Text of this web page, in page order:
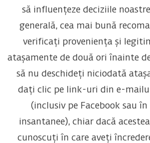
să influențeze deciziile
generală, cea mai bună
verificați proveniența și
atașamente de două ori înainte
să nu deschideți niciodată
dați clic pe link-uri din e-
(inclusiv pe Facebook sau în
insantanee), chiar dacă
cunoscuți în care aveți